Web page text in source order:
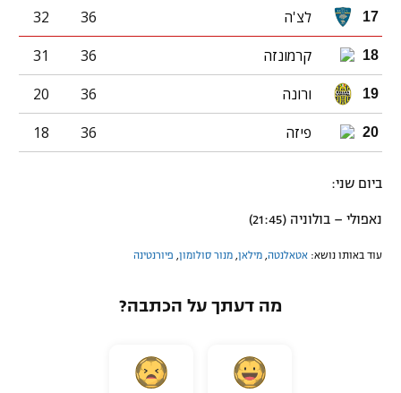
17 לצ'ה 36
32
18 קרמונזה 36
31
19 ורונה 36
20
20 פיזה 36
18
ביום שני:
נאפולי – בולוניה (21:45)
עוד באותו נושא: אטאלנטה מילאן מנור סולומון פיורנטינה
מה דעתך על הכתבה?